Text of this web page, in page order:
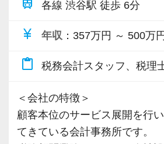
けることができます。
【福利厚生】
◆当事務所と顧問契約頂いてい
から商品を購入した場合は、
売上貢献として事務所で半額
（在籍期間によって金額の上
◆スーツ手当として、事務所
ムを用意しております。（在
train 各線 渋谷駅 徒歩 6分
currency_yen 年収 ：357万円 ～ 500万円
content_paste 税務会計スタッフ、税理
＜会社の特徴＞
顧客本位のサービス展開を行
てきている会計事務所です。